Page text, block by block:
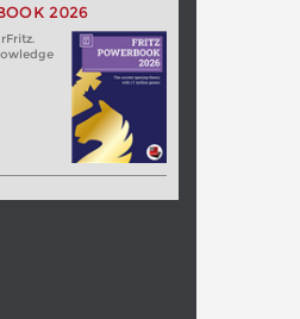
2026